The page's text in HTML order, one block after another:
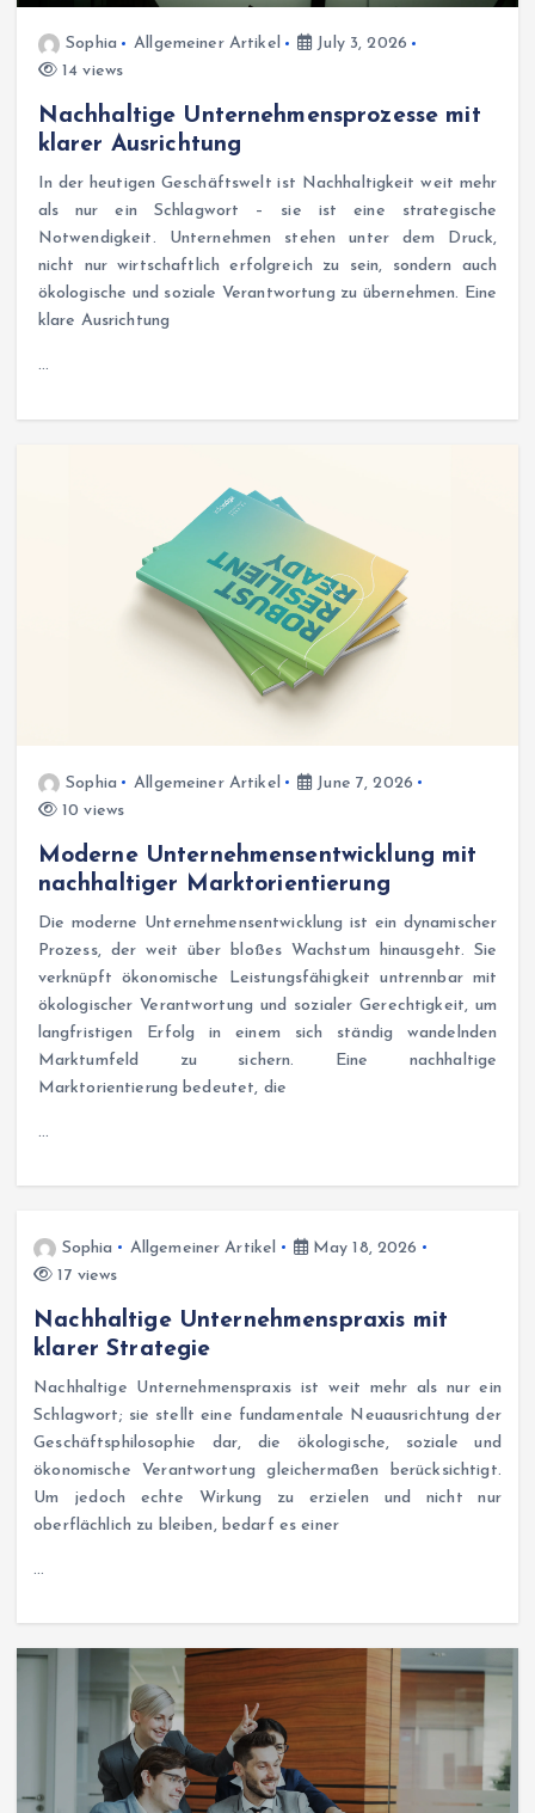
Sophia Allgemeiner Artikel
July 3, 2026
14 views
Nachhaltige Unternehmensprozesse mit
klarer Ausrichtung
In der heutigen Geschäftswelt ist Nachhaltigkeit weit mehr
als nur ein Schlagwort – sie ist eine strategische
Notwendigkeit. Unternehmen stehen unter dem Druck,
nicht nur wirtschaftlich erfolgreich zu sein, sondern auch
ökologische und soziale Verantwortung zu übernehmen. Eine
klare Ausrichtung
…
Sophia Allgemeiner Artikel
June 7, 2026
10 views
Moderne Unternehmensentwicklung mit
nachhaltiger Marktorientierung
Die moderne Unternehmensentwicklung ist ein dynamischer
Prozess, der weit über bloßes Wachstum hinausgeht. Sie
verknüpft ökonomische Leistungsfähigkeit untrennbar mit
ökologischer Verantwortung und sozialer Gerechtigkeit, um
langfristigen Erfolg in einem sich ständig wandelnden
Marktumfeld zu sichern. Eine nachhaltige
Marktorientierung bedeutet, die
…
Sophia Allgemeiner Artikel
May 18, 2026
17 views
Nachhaltige Unternehmenspraxis mit
klarer Strategie
Nachhaltige Unternehmenspraxis ist weit mehr als nur ein
Schlagwort; sie stellt eine fundamentale Neuausrichtung der
Geschäftsphilosophie dar, die ökologische, soziale und
ökonomische Verantwortung gleichermaßen berücksichtigt.
Um jedoch echte Wirkung zu erzielen und nicht nur
oberflächlich zu bleiben, bedarf es einer
…